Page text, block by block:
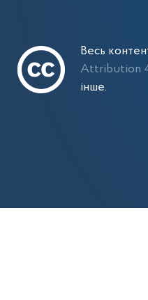
Весь
Attribution
інше.